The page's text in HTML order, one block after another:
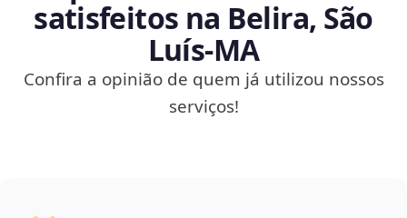
satisfeitos na Belira, São
Luís‑MA
Confira a opinião de quem já utilizou nossos
serviços!